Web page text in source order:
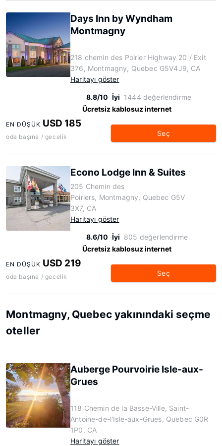
Days Inn by Wyndham
Montmagny
218 chemin des Poirier Highway 20 / Exit
376, Montmagny, Quebec G5V4J9, CA
Haritayı göster
8.8/10 İyi 1444 değerlendirme
Ücretsiz kablosuz internet
EN DÜŞÜK USD 185
oda başına / gecelik Seç
Econo Lodge Inn & Suites
205 Chemin des
Poiriers, Montmagny, Quebec G5V
3X7, CA
Haritayı göster
8.6/10 İyi 805 değerlendirme
Ücretsiz kablosuz internet
EN DÜŞÜK USD 219
oda başına / gecelik Seç
Montmagny, Quebec yakınındaki seçme
oteller
Auberge Pourvoirie Isle-aux-
Grues
118 Chemin de la Basse-Ville, Saint-
Antoine-de-l'Isle-aux-Grues, Quebec G0R
1P0, CA
Haritayı göster